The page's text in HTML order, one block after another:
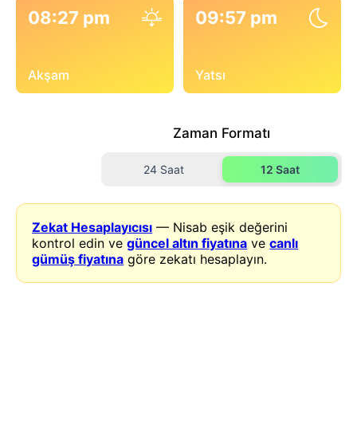
08:27 pm
Akşam
09:57 pm
Yatsı
Zaman Formatı
24 Saat 12 Saat
Zekat Hesaplayıcısı — Nisab eşik değerini
kontrol edin vegüncel altın fiyatına vecanlı
gümüş fiyatına göre zekatı hesaplayın.